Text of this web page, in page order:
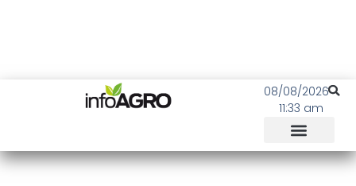
08/08/2026
11:33 am